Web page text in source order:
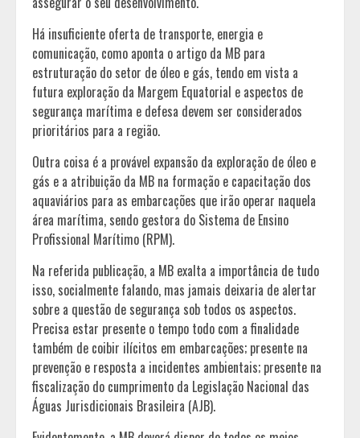
Há insuficiente oferta de transporte, energia e
comunicação, como aponta o artigo da MB para
estruturação do setor de óleo e gás, tendo em vista a
futura exploração da Margem Equatorial e aspectos de
segurança marítima e defesa devem ser considerados
prioritários para a região.
Outra coisa é a provável expansão da exploração de óleo e
gás e a atribuição da MB na formação e capacitação dos
aquaviários para as embarcações que irão operar naquela
área marítima, sendo gestora do Sistema de Ensino
Profissional Marítimo (RPM).
Na referida publicação, a MB exalta a importância de tudo
isso, socialmente falando, mas jamais deixaria de alertar
sobre a questão de segurança sob todos os aspectos.
Precisa estar presente o tempo todo com a finalidade
também de coibir ilícitos em embarcações; presente na
prevenção e resposta a incidentes ambientais; presente na
fiscalização do cumprimento da Legislação Nacional das
Águas Jurisdicionais Brasileira (AJB).